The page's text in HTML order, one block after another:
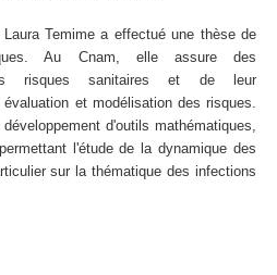
Temime a effectué une thèse de
Au Cnam, elle assure des
risques sanitaires et de leur
et modélisation des risques.
d'outils mathématiques,
l'étude de la dynamique des
sur la thématique des infections